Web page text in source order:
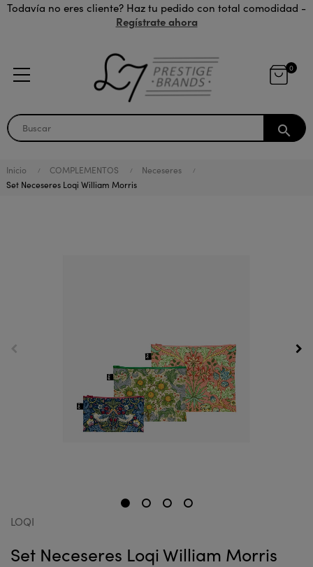
Todavía no eres cliente? Haz tu pedido con total comodidad -
Regístrate ahora
0
search
Inicio COMPLEMENTOS
Neceseres
Set Neceseres Loqi William Morris
LOQI
Set Neceseres Loqi William Morris